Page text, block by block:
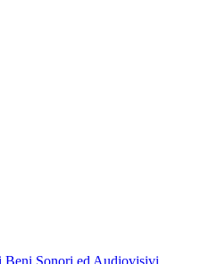
Beni Sonori ed Audiovisivi